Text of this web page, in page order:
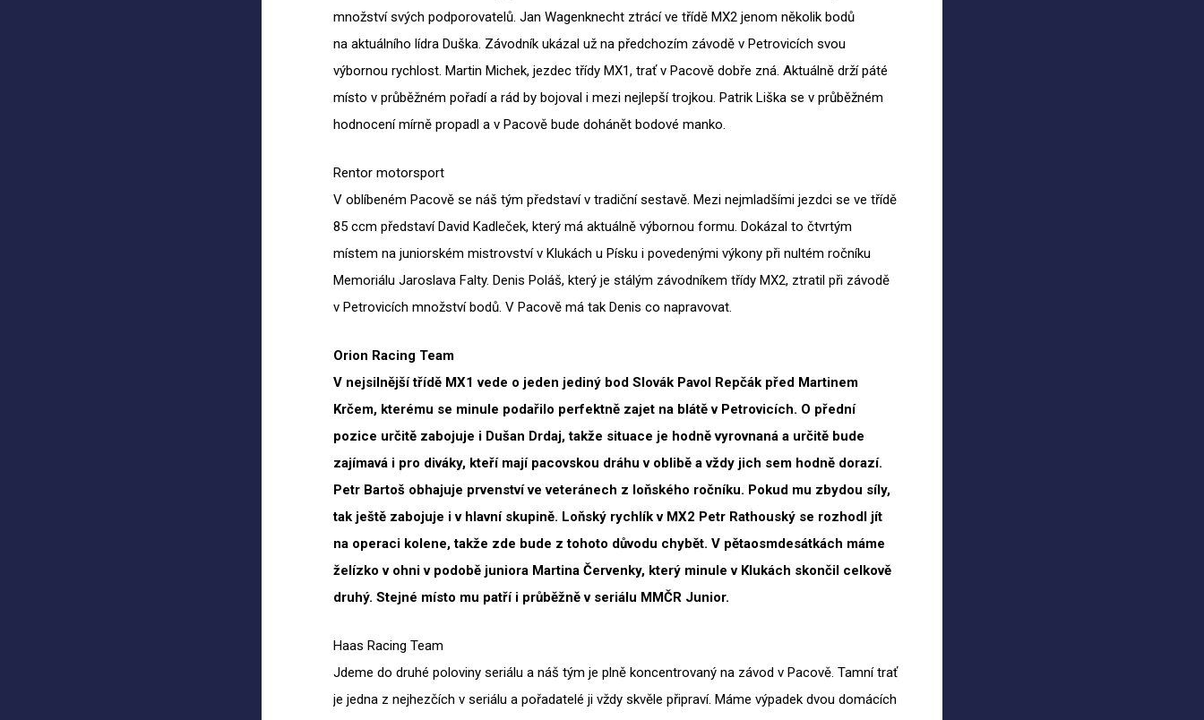
množství svých podporovatelů. Jan Wagenknecht ztrácí ve třídě MX2 jenom několik bodů
na aktuálního lídra Duška. Závodník ukázal už na předchozím závodě v Petrovicích svou
výbornou rychlost. Martin Michek, jezdec třídy MX1, trať v Pacově dobře zná. Aktuálně drží páté
místo v průběžném pořadí a rád by bojoval i mezi nejlepší trojkou. Patrik Liška se v průběžném
hodnocení mírně propadl a v Pacově bude dohánět bodové manko.
Rentor motorsport
V oblíbeném Pacově se náš tým představí v tradiční sestavě. Mezi nejmladšími jezdci se ve třídě
85 ccm představí David Kadleček, který má aktuálně výbornou formu. Dokázal to čtvrtým
místem na juniorském mistrovství v Klukách u Písku i povedenými výkony při nultém ročníku
Memoriálu Jaroslava Falty. Denis Poláš, který je stálým závodníkem třídy MX2, ztratil při závodě
v Petrovicích množství bodů. V Pacově má tak Denis co napravovat.
Orion Racing Team
V nejsilnější třídě MX1 vede o jeden jediný bod Slovák Pavol Repčák před Martinem
Krčem, kterému se minule podařilo perfektně zajet na blátě v Petrovicích. O přední
pozice určitě zabojuje i Dušan Drdaj, takže situace je hodně vyrovnaná a určitě bude
zajímavá i pro diváky, kteří mají pacovskou dráhu v oblibě a vždy jich sem hodně dorazí.
Petr Bartoš obhajuje prvenství ve veteránech z loňského ročníku. Pokud mu zbydou síly,
tak ještě zabojuje i v hlavní skupině. Loňský rychlík v MX2 Petr Rathouský se rozhodl jít
na operaci kolene, takže zde bude z tohoto důvodu chybět. V pětaosmdesátkách máme
želízko v ohni v podobě juniora Martina Červenky, který minule v Klukách skončil celkově
druhý. Stejné místo mu patří i průběžně v seriálu MMČR Junior.
Haas Racing Team
Jdeme do druhé poloviny seriálu a náš tým je plně koncentrovaný na závod v Pacově. Tamní trať
je jedna z nejhezčích v seriálu a pořadatelé ji vždy skvěle připraví. Máme výpadek dvou domácích